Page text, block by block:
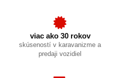
viac ako 30 rokov
skúseností v karavanizme a
predaji vozidiel